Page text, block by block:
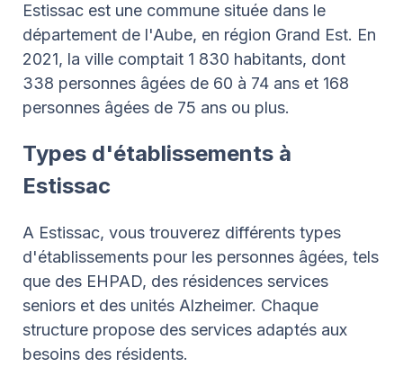
Estissac est une commune située dans le
département de l'Aube, en région Grand Est. En
2021, la ville comptait 1 830 habitants, dont
338 personnes âgées de 60 à 74 ans et 168
personnes âgées de 75 ans ou plus.
Types d'établissements à
Estissac
A Estissac, vous trouverez différents types
d'établissements pour les personnes âgées, tels
que des EHPAD, des résidences services
seniors et des unités Alzheimer. Chaque
structure propose des services adaptés aux
besoins des résidents.